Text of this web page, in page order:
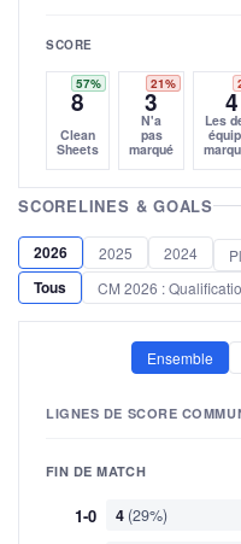
SCORE
57%
8
Clean
Sheets
21%
3
N'a
pas
marqué
4
Les
SCORELINES & GOALS
2026 2025 2024
Tous CM 2026 :
Ensemble
LIGNES DE SCORE
FIN DE MATCH
1-0 4 (29%)